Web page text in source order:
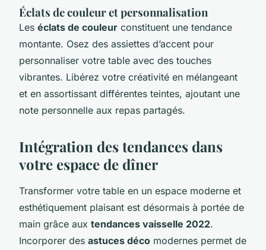
Éclats de couleur et personnalisation
Les éclats de couleur constituent une tendance
montante. Osez des assiettes d’accent pour
personnaliser votre table avec des touches
vibrantes. Libérez votre créativité en mélangeant
et en assortissant différentes teintes, ajoutant une
note personnelle aux repas partagés.
Intégration des tendances dans
votre espace de dîner
Transformer votre table en un espace moderne et
esthétiquement plaisant est désormais à portée de
main grâce aux tendances vaisselle 2022.
Incorporer des astuces déco modernes permet de